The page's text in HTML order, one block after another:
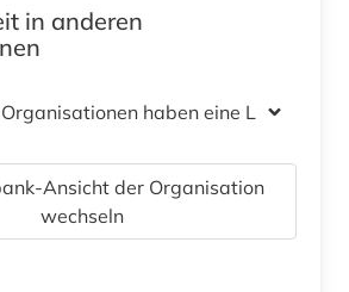
in anderen
haben eine Lizenz
Ansicht der Organisation
wechseln